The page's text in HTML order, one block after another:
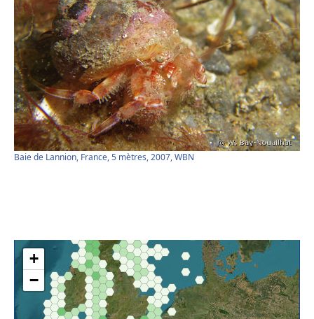
Baie de Lannion, France, 5 mètres, 2007, WBN